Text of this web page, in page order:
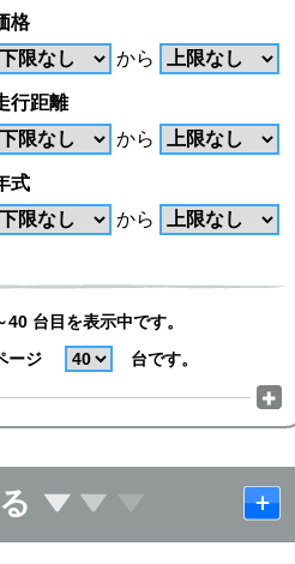
格
から
行距離
から
式
から
40 台目を表示中です。
ージ
台です。